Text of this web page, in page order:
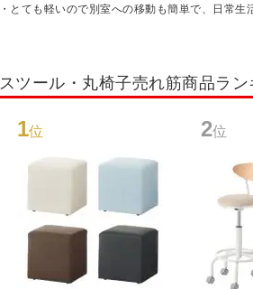
・とても軽いので別室への移動も簡単で、日常
スツール・丸椅子売れ筋商品ラ
1位 2位